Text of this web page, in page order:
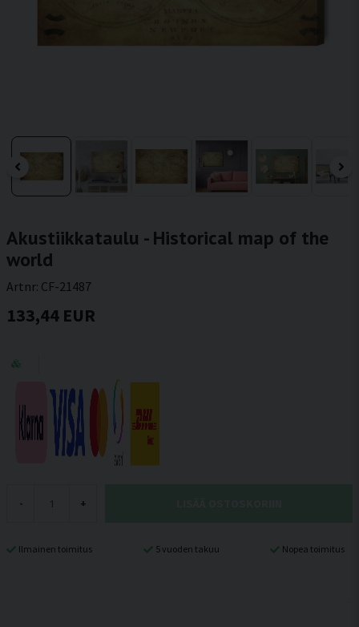
Akustiikkataulu - Historical map of the
world
Artnr: CF-21487
133,44 EUR
- +
Ilmainen toimitus 5 vuoden takuu Nopea toimitus